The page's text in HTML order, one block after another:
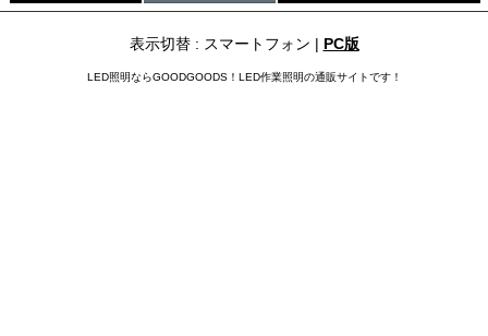
表示切替 : スマートフォン | PC版
LED照明ならGOODGOODS！LED作業照明の通販サイトです！